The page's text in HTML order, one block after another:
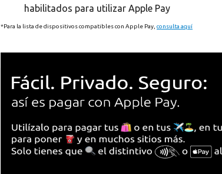
habilitados para utilizar Apple Pay
*Para la lista de dispositivos compatibles con Apple Pay, consulta aquí